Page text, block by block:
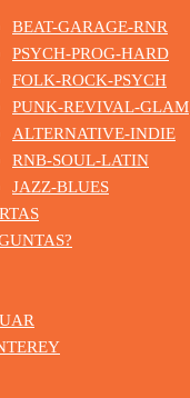
BEAT-GARAGE-RNR
PSYCH-PROG-HARD
FOLK-ROCK-PSYCH
PUNK-REVIVAL-GLAM
ALTERNATIVE-INDIE
RNB-SOUL-LATIN
JAZZ-BLUES